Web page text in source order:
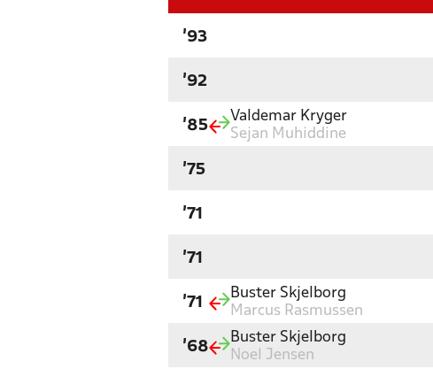
'93
'92
'85
Valdemar Kryger
Sejan Muhiddine
'75
'71
'71
'71
Buster Skjelborg
Marcus Rasmussen
'68
Buster Skjelborg
Noel Jensen